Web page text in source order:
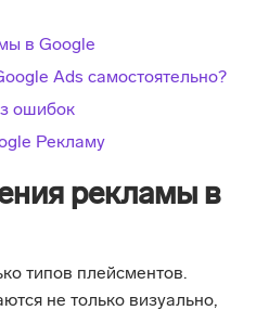
в Google
Ads самостоятельно?
ошибок
Рекламу
рекламы в
типов плейсментов.
не только визуально,